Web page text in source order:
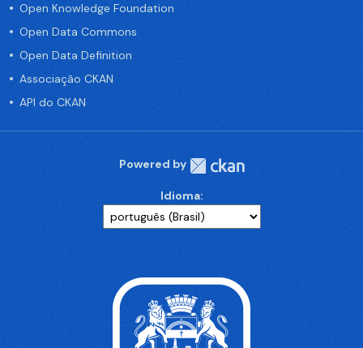
Open Knowledge Foundation
Open Data Commons
Open Data Definition
Associação CKAN
API do CKAN
Powered by
Idioma